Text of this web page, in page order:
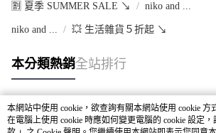
🈹 夏季 SUMMER SALE ↘️ niko and ...
niko and ... 💥 生活雜貨５折起 ↘
本分類熱銷全站排行
熱門標籤
本網站中使用 cookie，欲查詢有關本網站使用 cookie 方
在電腦上使用 cookie 時應如何變更電腦的 cookie 設定，